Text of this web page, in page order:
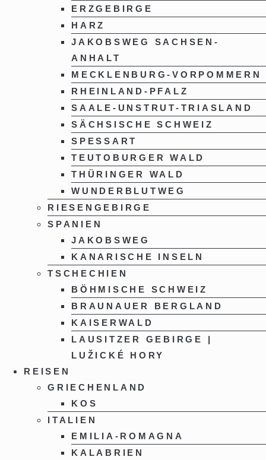
ERZGEBIRGE
HARZ
JAKOBSWEG SACHSEN-
ANHALT
MECKLENBURG-VORPOMMERN
RHEINLAND-PFALZ
SAALE-UNSTRUT-TRIASLAND
SÄCHSISCHE SCHWEIZ
SPESSART
TEUTOBURGER WALD
THÜRINGER WALD
WUNDERBLUTWEG
RIESENGEBIRGE
SPANIEN
JAKOBSWEG
KANARISCHE INSELN
TSCHECHIEN
BÖHMISCHE SCHWEIZ
BRAUNAUER BERGLAND
KAISERWALD
LAUSITZER GEBIRGE |
LUŽICKÉ HORY
REISEN
GRIECHENLAND
KOS
ITALIEN
EMILIA-ROMAGNA
KALABRIEN